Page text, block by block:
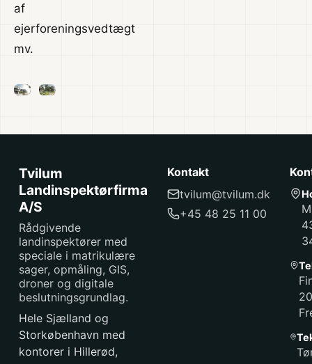
af
ejerforeningsvedtægt
mv.
Tvilum
Landinspektørfirma
A/S
Rådgivende
landinspektører med
speciale i matrikulære
sager, opmåling, GIS,
droner og digitale
beslutningsgrundlag.
Hele Sjælland og
Storkøbenhavn med
kontorer i Hillerød,
Kontakt
tvilum@tvilum.dk
+45 48 25 11 00